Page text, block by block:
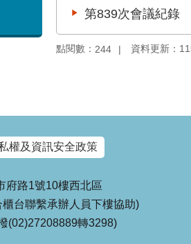
第839次會議紀錄
點閱數： 244 資料更新：
權及資訊安全政策
府路1號10樓西北區
台聯繫承辦人員下樓協助)
(02)27208889轉3298)